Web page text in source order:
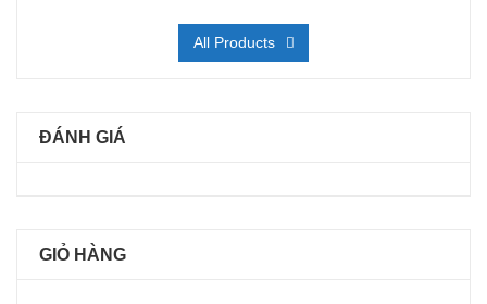
All Products
ĐÁNH GIÁ
GIỎ HÀNG